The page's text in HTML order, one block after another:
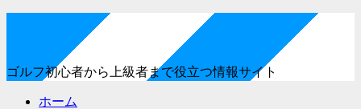
ゴルフ初心者から上級者まで役立つ情報サイト
ホーム